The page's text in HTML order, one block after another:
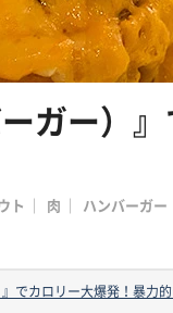
ガー）
ト 肉
ハンバーガー
でカロリー大爆発！暴力